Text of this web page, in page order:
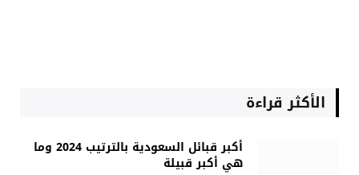
الأكثر قراءة
أكبر قبائل السعودية بالترتيب 2024 وما
هي أكبر قبيلة